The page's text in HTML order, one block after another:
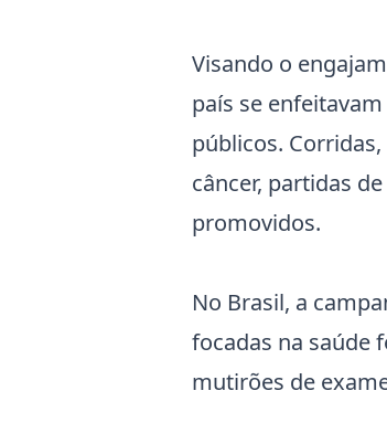
Visando o
país se
públicos.
câncer, partidas
promovidos.
No Brasil, a
focadas na saúde
mutirões de